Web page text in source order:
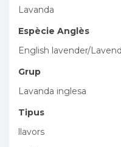
Lavanda
Espècie Anglès
English lavender/
Grup
Lavanda inglesa
Tipus
llavors